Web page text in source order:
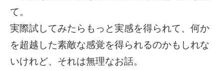
て。
実際試してみたらもっと実感を得られて、何か
を超越した素敵な感覚を得られるのかもしれな
いけれど、それは無理なお話。